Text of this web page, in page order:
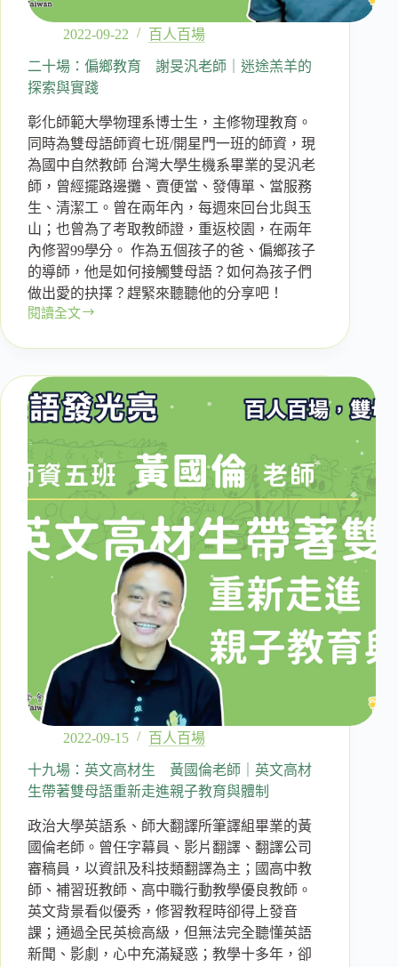
何
母
語
視
角
看
待
雙
語
教
育
呢？
2022-09-22 百人百場
二十場：偏鄉教育 謝旻汎老師｜迷途羔羊的
探索與實踐
彰化師範大學物理系博士生，主修物理教育。
同時為雙母語師資七班/開星門一班的師資，現
為國中自然教師 台灣大學生機系畢業的旻汎老
師，曾經擺路邊攤、賣便當、發傳單、當服務
生、清潔工。曾在兩年內，每週來回台北與玉
山；也曾為了考取教師證，重返校園，在兩年
內修習99學分。 作為五個孩子的爸、偏鄉孩子
的導師，他是如何接觸雙母語？如何為孩子們
做出愛的抉擇？趕緊來聽聽他的分享吧！
閱讀全文
二
偏
鄉
教
旻
汎
師
｜
與
實
2022-09-15 百人百場
十九場：英文高材生 黃國倫老師｜英文高材
生帶著雙母語重新走進親子教育與體制
政治大學英語系、師大翻譯所筆譯組畢業的黃
國倫老師。曾任字幕員、影片翻譯、翻譯公司
審稿員，以資訊及科技類翻譯為主；國高中教
師、補習班教師、高中職行動教學優良教師。
英文背景看似優秀，修習教程時卻得上發音
課；通過全民英檢高級，但無法完全聽懂英語
新聞、影劇，心中充滿疑惑；教學十多年，卻